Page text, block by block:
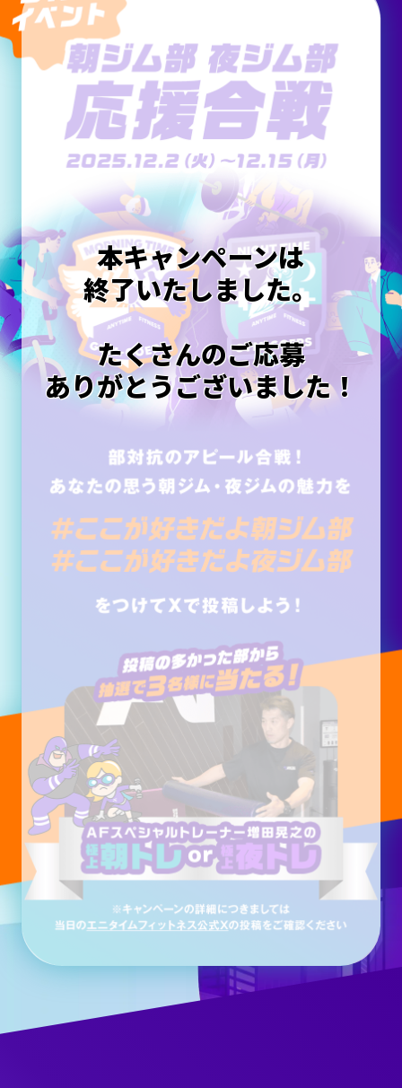
本キャンペーンは
終了いたしました。
たくさんのご応募
ありがとうございました！